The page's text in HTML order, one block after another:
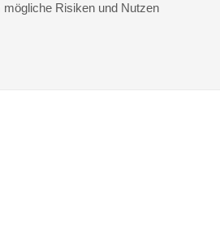
Risiken und Nutzen